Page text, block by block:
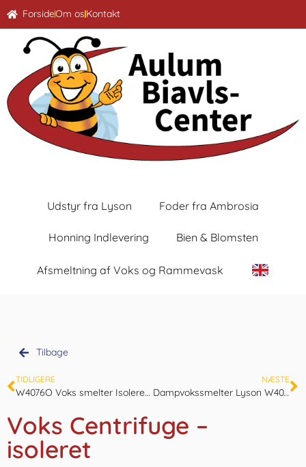
ForsideOm osKontakt
Udstyr fra Lyson Foder fra Ambrosia
Honning Indlevering Bien & Blomsten
Afsmeltning af Voks og Rammevask
Tilbage
TIDLIGERE
W4076O Voks smelter Isoleret med gasbrænder
NÆSTE
Dampvokssmelter Lyson W4074
Voks Centrifuge –
isoleret